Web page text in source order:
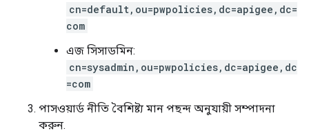
cn=default,ou=pwpolicies,dc=apigee,dc=
com
এজ সিসাডমিন:
cn=sysadmin,ou=pwpolicies,dc=apigee,dc
=com
পাসওয়ার্ড নীতি বৈশিষ্ট্য মান পছন্দ অনুযায়ী সম্পাদনা
করুন.